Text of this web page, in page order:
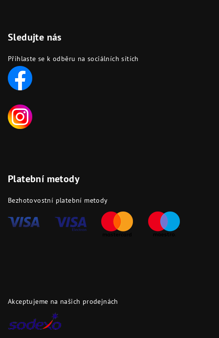
Sledujte nás
Přihlaste se k odběru na sociálních sítích
Platební metody
Bezhotovostní platební metody
Akceptujeme na našich prodejnách